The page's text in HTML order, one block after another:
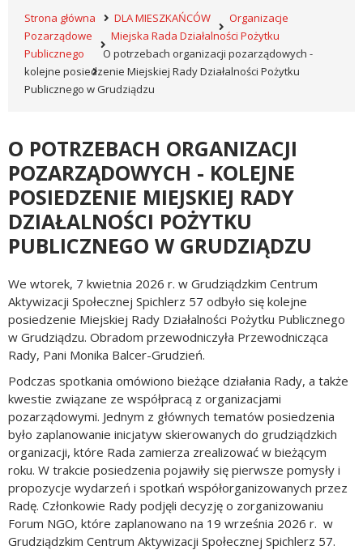
Strona główna DLA MIESZKAŃCÓW
Organizacje
Pozarządowe
Miejska Rada Działalności Pożytku
Publicznego
O potrzebach organizacji pozarządowych -
kolejne posiedzenie Miejskiej Rady Działalności Pożytku
Publicznego w Grudziądzu
O POTRZEBACH ORGANIZACJI
POZARZĄDOWYCH - KOLEJNE
POSIEDZENIE MIEJSKIEJ RADY
DZIAŁALNOŚCI POŻYTKU
PUBLICZNEGO W GRUDZIĄDZU
We wtorek, 7 kwietnia 2026 r. w Grudziądzkim Centrum
Aktywizacji Społecznej Spichlerz 57 odbyło się kolejne
posiedzenie Miejskiej Rady Działalności Pożytku Publicznego
w Grudziądzu. Obradom przewodniczyła Przewodnicząca
Rady, Pani Monika Balcer-Grudzień.
Podczas spotkania omówiono bieżące działania Rady, a także
kwestie związane ze współpracą z organizacjami
pozarządowymi. Jednym z głównych tematów posiedzenia
było zaplanowanie inicjatyw skierowanych do grudziądzkich
organizacji, które Rada zamierza zrealizować w bieżącym
roku. W trakcie posiedzenia pojawiły się pierwsze pomysły i
propozycje wydarzeń i spotkań współorganizowanych przez
Radę. Członkowie Rady podjęli decyzję o zorganizowaniu
Forum NGO, które zaplanowano na 19 września 2026 r. w
Grudziądzkim Centrum Aktywizacji Społecznej Spichlerz 57.